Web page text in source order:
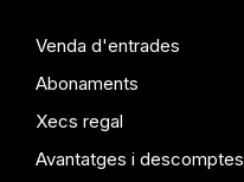
Venda d'entrades
Abonaments
Xecs regal
Avantatges i descomptes